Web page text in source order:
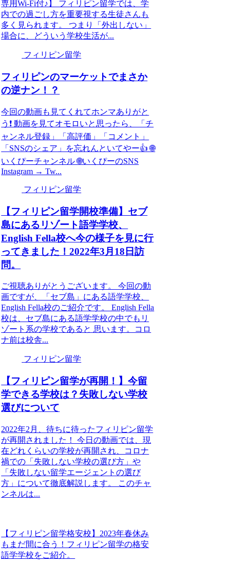
専用Wi-Fi付♪】 フィリピン留学では、学
内での過ごし方を重要視する生徒さんも
多く見られます。 つまり「外出しない」
場合に、どういう学校生活が...
フィリピン留学
フィリピンのマーケットでまさか
の逆ナン！？
今回の動画も見てくれてホンマありがと
う❗️ 動画を見てオモロいと思ったら、「チ
ャンネル登録」「高評価」「コメント」
「SNSのシェア」を忘れんといてやー👍 🌐
いくぴーチャンネル 🌐いくぴーのSNS
Instagram → Tw...
フィリピン留学
【フィリピン留学開校準備】セブ
島にあるリゾート語学学校、
English Fella校へ今の様子を見に行
ってきました！2022年3月18日訪
問。
ご視聴ありがとうございます。 今回の動
画ですが、「セブ島」にある語学学校、
English Fella校のご紹介です。 English Fella
校は、セブ島にある語学学校の中でもリ
ゾート系の学校であると 思います。コロ
ナ前は校舎...
フィリピン留学
【フィリピン留学が再開！】今留
学できる学校は？失敗しない学校
選びについて
2022年2月、待ちに待ったフィリピン留学
が再開されました！ 今日の動画では、現
在どれくらいの学校が再開され、コロナ
禍での「失敗しない学校の選び方」や
「失敗しない留学エージェントの選び
方」について徹底解説します。 このチャ
ンネルは...
【フィリピン留学格安校】2023年春休み
もまだ間に合う！フィリピン留学の格安
語学学校をご紹介。